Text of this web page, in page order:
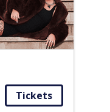
Tickets